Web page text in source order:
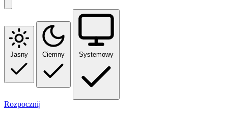
Jasny Ciemny Systemowy
Rozpocznij